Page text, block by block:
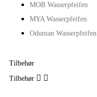
MOB Wasserpfeifen
MYA Wasserpfeifen
Oduman Wasserpfeifen
Tilbehør
Tilbehør  